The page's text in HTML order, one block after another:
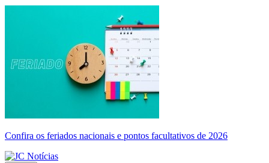
Confira os feriados nacionais e pontos facultativos de 2026